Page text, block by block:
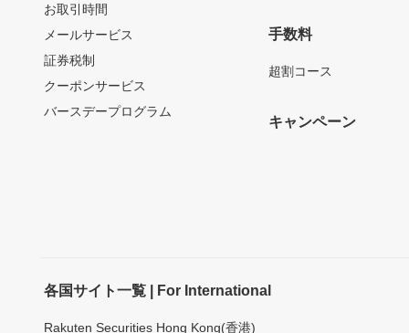
お取引時間
メールサービス
証券税制
クーポンサービス
バースデープログラム
手数料
超割コース
キャンペーン
各国サイト一覧 | For International
Rakuten Securities Hong Kong(香港)